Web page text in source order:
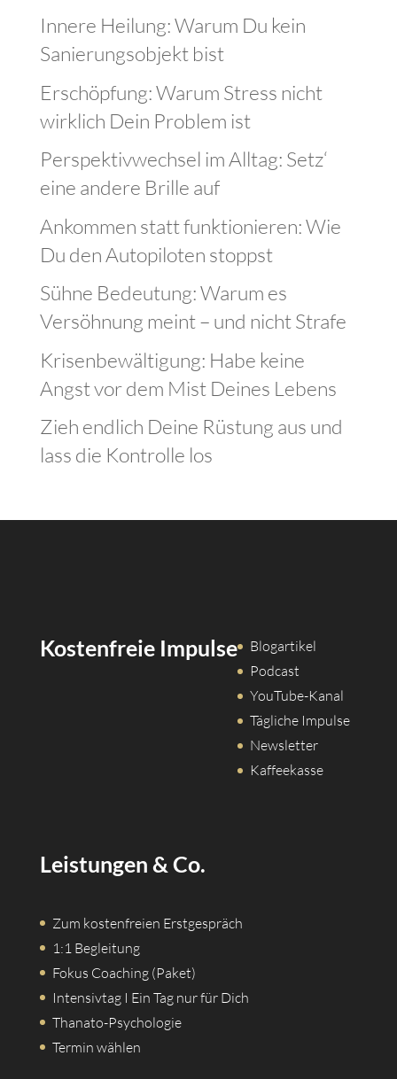
Innere Heilung: Warum Du kein
Sanierungsobjekt bist
Erschöpfung: Warum Stress nicht
wirklich Dein Problem ist
Perspektivwechsel im Alltag: Setz‘
eine andere Brille auf
Ankommen statt funktionieren: Wie
Du den Autopiloten stoppst
Sühne Bedeutung: Warum es
Versöhnung meint – und nicht Strafe
Krisenbewältigung: Habe keine
Angst vor dem Mist Deines Lebens
Zieh endlich Deine Rüstung aus und
lass die Kontrolle los
Kostenfreie Impulse
Blogartikel
Podcast
YouTube-Kanal
Tägliche Impulse
Newsletter
Kaffeekasse
Leistungen & Co.
Zum kostenfreien Erstgespräch
1:1 Begleitung
Fokus Coaching (Paket)
Intensivtag I Ein Tag nur für Dich
Thanato-Psychologie
Termin wählen